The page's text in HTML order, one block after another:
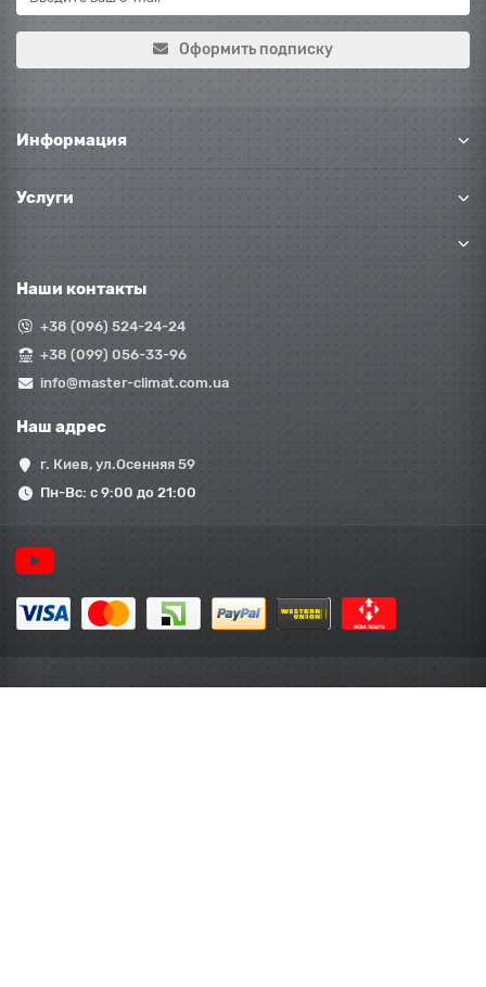
Оформить подписку
Информация
Услуги
Наши контакты
+38 (096) 524-24-24
+38 (099) 056-33-96
info@master-climat.com.ua
Наш адрес
г. Киев, ул.Осенняя 59
Пн-Вс: с 9:00 до 21:00